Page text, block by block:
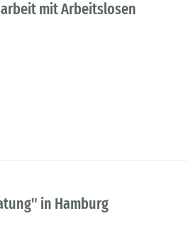
mit Arbeitslosen
in Hamburg